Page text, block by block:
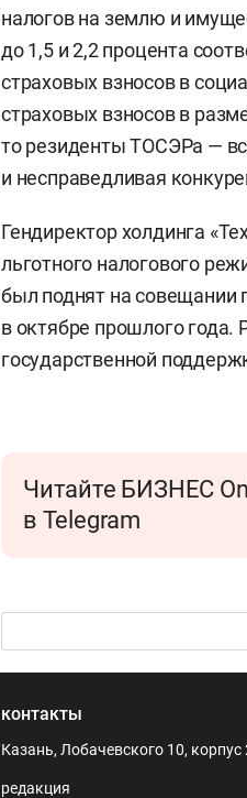
налогов на землю и
до 1,5 и 2,2 процента
страховых взносов в
страховых взносов в
то резиденты ТОСЭРа —
и несправедливая
Гендиректор холдинга
льготного налогового
был поднят на совещании
в октябре прошлого года.
государственной
Читайте БИЗНЕС
в Telegram
контакты
Казань, Лобачевского 10, корпус
редакция